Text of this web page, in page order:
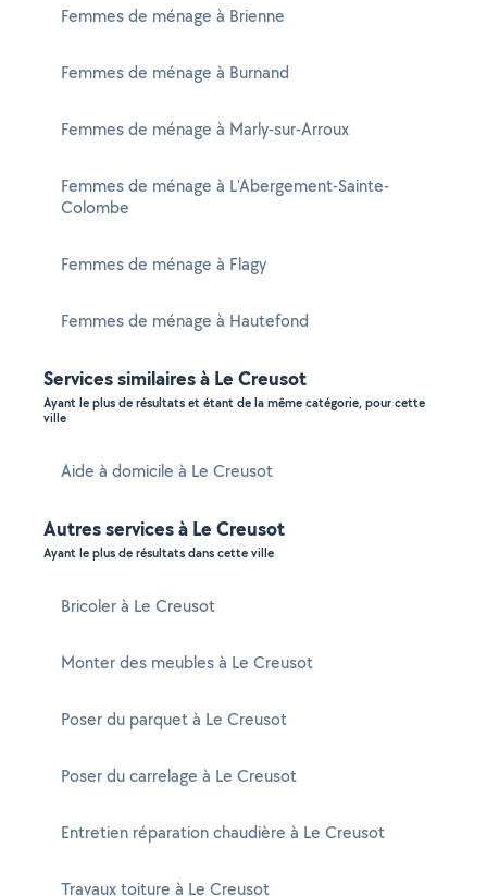
Femmes de ménage à Brienne
Femmes de ménage à Burnand
Femmes de ménage à Marly-sur-Arroux
Femmes de ménage à L'Abergement-Sainte-
Colombe
Femmes de ménage à Flagy
Femmes de ménage à Hautefond
Services similaires à Le Creusot
Ayant le plus de résultats et étant de la même catégorie, pour cette
ville
Aide à domicile à Le Creusot
Autres services à Le Creusot
Ayant le plus de résultats dans cette ville
Bricoler à Le Creusot
Monter des meubles à Le Creusot
Poser du parquet à Le Creusot
Poser du carrelage à Le Creusot
Entretien réparation chaudière à Le Creusot
Travaux toiture à Le Creusot